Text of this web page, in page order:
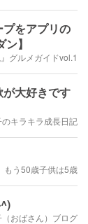
をアプリの
】
グルメガイドvol.1
大好きです
のキラキラ成長日記
もう50歳子供は5歳
おばさん）ブログ